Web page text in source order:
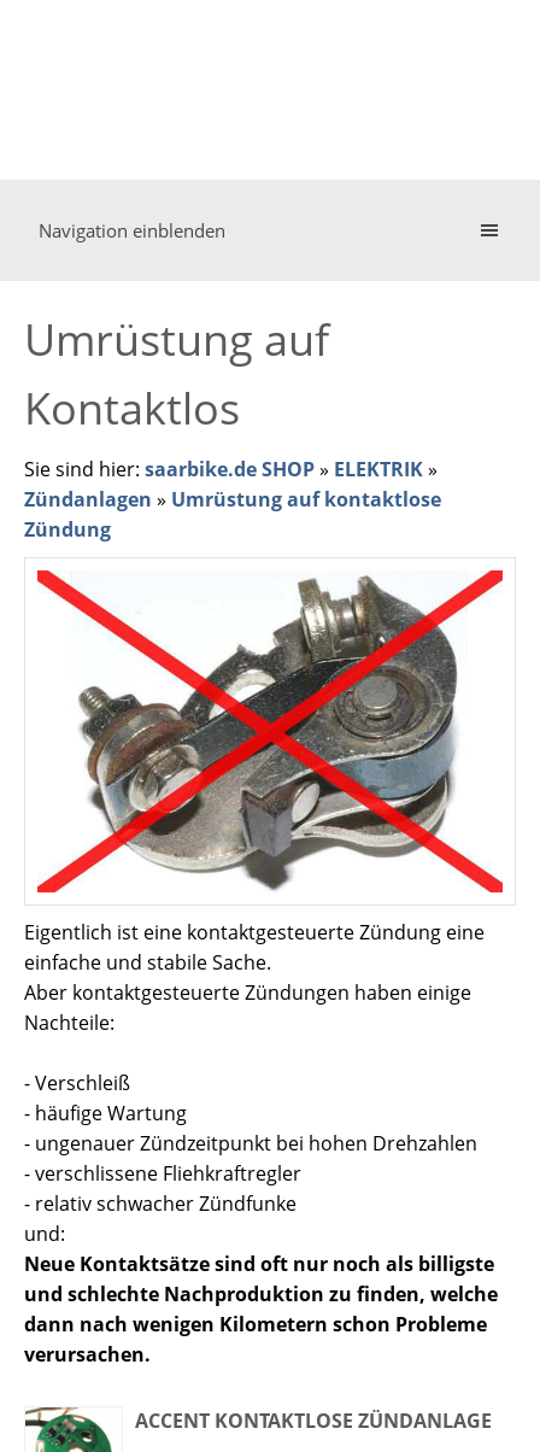
Navigation einblenden
Umrüstung auf
Kontaktlos
Sie sind hier: saarbike.de SHOP» ELEKTRIK»
Zündanlagen » Umrüstung auf kontaktlose
Zündung
Eigentlich ist eine kontaktgesteuerte Zündung eine
einfache und stabile Sache.
Aber kontaktgesteuerte Zündungen haben einige
Nachteile:
- Verschleiß
- häufige Wartung
- ungenauer Zündzeitpunkt bei hohen Drehzahlen
- verschlissene Fliehkraftregler
- relativ schwacher Zündfunke
und:
Neue Kontaktsätze sind oft nur noch als billigste
und schlechte Nachproduktion zu finden, welche
dann nach wenigen Kilometern schon Probleme
verursachen.
ACCENT KONTAKTLOSE ZÜNDANLAGE